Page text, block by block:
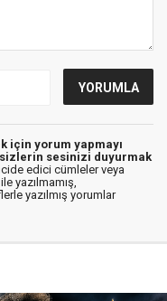
için yorum yapmayı
sesinizi duyurmak
edici cümleler veya
yazılmamış,
yazılmış yorumlar